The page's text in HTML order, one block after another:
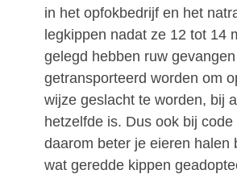
in het opfokbedrijf en het
legkippen nadat ze 12 tot 14
gelegd hebben ruw
getransporteerd worden om
wijze geslacht te worden, bij
hetzelfde is. Dus ook bij
daarom beter je eieren halen
wat geredde kippen